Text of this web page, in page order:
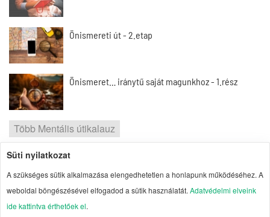
Önismereti út - 2.etap
Önismeret… iránytű saját magunkhoz - 1.rész
Több Mentális útikalauz
Szerzői jogok| Adatvédelmi elvek| Süti
kezelés
Süti nyilatkozat
A szükséges sütik alkalmazása elengedhetetlen a honlapunk működéséhez. A
weboldal böngészésével elfogadod a sütik használatát. Adatvédelmi elveink
ide kattintva érthetőek el.